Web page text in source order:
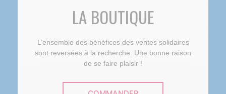
LA BOUTIQUE
L’ensemble des bénéfices des ventes solidaires
sont reversées à la recherche. Une bonne raison
de se faire plaisir !